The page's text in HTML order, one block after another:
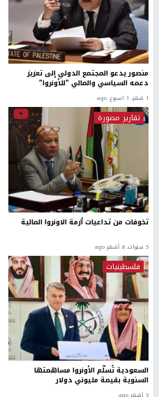
منصور يدعو المجتمع الدولي إلى تعزيز
دعمه السياسي والمالي "للأونروا"
1 شهر، 1 اسبوع. ago
تقارير مصورة
تخوفات من تداعيات أزمة الاونروا المالية
5 سنوات، 8 أشهر ago
فلسطينيات
السعودية تُسلّم الأونروا مساهمتها
السنوية بقيمة مليوني دولار